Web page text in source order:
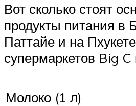
Вот сколько стоят
продукты питания в
Паттайе и на
супермаркетов Big
Молоко (1 л)